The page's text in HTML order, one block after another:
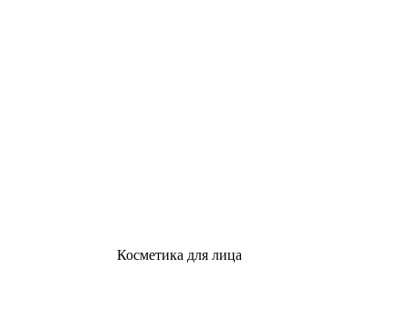
Косметика для лица